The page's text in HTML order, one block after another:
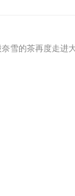
雪的茶再度走进大